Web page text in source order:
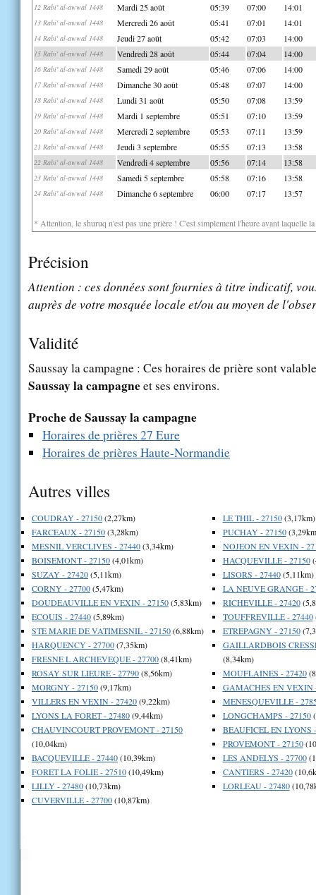
12 Rabi' al-awwal 1448 Mardi 25 août 05:39 07:00 14:01
13 Rabi' al-awwal 1448 Mercredi 26 août 05:41 07:01 14:01
14 Rabi' al-awwal 1448 Jeudi 27 août 05:42 07:03 14:00
15 Rabi' al-awwal 1448 Vendredi 28 août 05:44 07:04 14:00
16 Rabi' al-awwal 1448 Samedi 29 août 05:46 07:06 14:00
17 Rabi' al-awwal 1448 Dimanche 30 août 05:48 07:07 14:00
18 Rabi' al-awwal 1448 Lundi 31 août 05:50 07:08 13:59
19 Rabi' al-awwal 1448 Mardi 1 septembre 05:51 07:10 13:59
20 Rabi' al-awwal 1448 Mercredi 2 septembre 05:53 07:11 13:59
21 Rabi' al-awwal 1448 Jeudi 3 septembre 05:55 07:13 13:58
22 Rabi' al-awwal 1448 Vendredi 4 septembre 05:56 07:14 13:58
23 Rabi' al-awwal 1448 Samedi 5 septembre 05:58 07:16 13:58
24 Rabi' al-awwal 1448 Dimanche 6 septembre 06:00 07:17 13:57
* Attention, le shuruq n'est pas une prière ! C'est simplement l'heure avant laquelle
Précision
Attention : ces données sont fournies à titre indicatif,
auprès de votre mosquée locale et/ou au moyen de
Validité
Saussay la campagne : Ces horaires de prière sont
Saussay la campagneet ses environs.
Proche de Saussay la campagne
Horaires de prières 27 Eure
Horaires de prières Haute-Normandie
Autres villes
COUDRAY - 27150(2,27km)
FARCEAUX - 27150(3,28km)
MESNIL VERCLIVES - 27440(3,34km)
BOISEMONT - 27150(4,01km)
SUZAY - 27420(5,11km)
CORNY - 27700(5,47km)
DOUDEAUVILLE EN VEXIN - 27150(5,83km)
ECOUIS - 27440(5,89km)
STE MARIE DE VATIMESNIL - 27150(6,88km)
HARQUENCY - 27700(7,35km)
FRESNE L ARCHEVEQUE - 27700(8,41km)
ROSAY SUR LIEURE - 27790(8,56km)
MORGNY - 27150(9,17km)
VILLERS EN VEXIN - 27420(9,22km)
LYONS LA FORET - 27480(9,44km)
CHAUVINCOURT PROVEMONT - 27150
(10,04km)
BACQUEVILLE - 27440(10,39km)
FORET LA FOLIE - 27510(10,49km)
LILLY - 27480(10,73km)
CUVERVILLE - 27700(10,87km)
LE THIL - 27150(3,17km)
PUCHAY - 27150
NOJEON EN VEXIN -
HACQUEVILLE - 27150
LISORS - 27440(5,11km)
LA NEUVE GRANGE -
RICHEVILLE - 27420
TOUFFREVILLE - 27440
ETREPAGNY - 27150
GAILLARDBOIS
(8,34km)
MOUFLAINES - 27420
GAMACHES EN VEXIN
MENESQUEVILLE -
LONGCHAMPS - 27150
BEAUFICEL EN LYONS
PROVEMONT - 27150
LES ANDELYS - 27700
CANTIERS - 27420
LORLEAU - 27480